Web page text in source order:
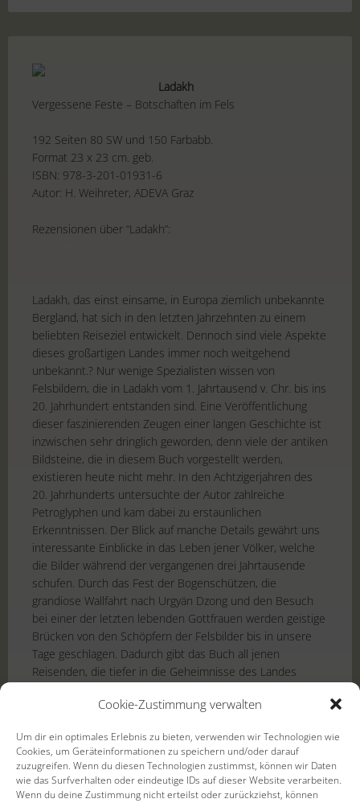
Cookie-Zustimmung verwalten
Um dir ein optimales Erlebnis zu bieten, verwenden wir Technologien wie
Cookies, um Geräteinformationen zu speichern und/oder darauf
zuzugreifen. Wenn du diesen Technologien zustimmst, können wir Daten
wie das Surfverhalten oder eindeutige IDs auf dieser Website verarbeiten.
Wenn du deine Zustimmung nicht erteilst oder zurückziehst, können
Ladakh
Vergessene Feste – Botschaften im Fels
192 Seiten 80 SW und 150 Farbabb.
Format 23 x 23 cm. geb.
ISBN: 978-3-201-01931-6
Autor: H. Weihreter, ADEVA Graz
Rezensionen über “Ladakh”:
Ladakh, das einst einsame, in Europa ziemlich unbekannte
Bergland, hat sich in den letzten Jahrzehnten zu einem
beliebten Reiseziel entwickelt. Dennoch sind viele Aspekte
dieses großartigen Landes immer noch weitgehend
unbekannt.? Nur wenige Spezialisten wissen von
Felsbildern, die in Ladakh vom 1. Jahrtausend v. Chr. bis ins
20. Jahrhundert entstanden sind. Eine Veröffentlichung
dieser faszinierenden Zeugen einer langen Geschichte ist
inzwischen sehr dringlich geworden, denn viele der antiken
Bildsteine, die in diesem Buch vorgestellt werden,
existieren heute nicht mehr. In den Achtzigerjahren des
20. Jahrhunderts untersuchte der Autor zahlreiche
Petroglyphen und kam dabei zu erstaunlichen
Erkenntnissen. Der Blick auf manche Details gewährt uns
interessante Einblicke in das Leben jener Völker, welche
die Bilder während der vergangenen drei Jahrtausende
schufen. Durch das Fest der Bogenschützen, die
grandiose Wallfahrt nach Urgyän Dzong und den Besuch
bei einer der letzten lebenden Gottfrauen werden geistige
Brücken von den Schöpfern der Felsbilder bis in unsere
Tage geschlagen. Dadurch gibt das Buch all jenen
Reisenden, die tiefer in die Geheimnisse des Landes
Verborgenem zu suchen, das es dort noch immer gibt. In
ungewöhnliche Einblicke in faszinierende Kulturen und ein
Land von gewaltiger Schönheit, sondern es kann auch als
Reiseführer dienen, denn manch verborgener Schatz kann
mit seiner Hilfe gefunden werden. Viele der